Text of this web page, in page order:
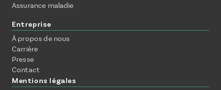
Assurance maladie
Entreprise
À propos de nous
Carrière
Presse
Contact
Mentions légales